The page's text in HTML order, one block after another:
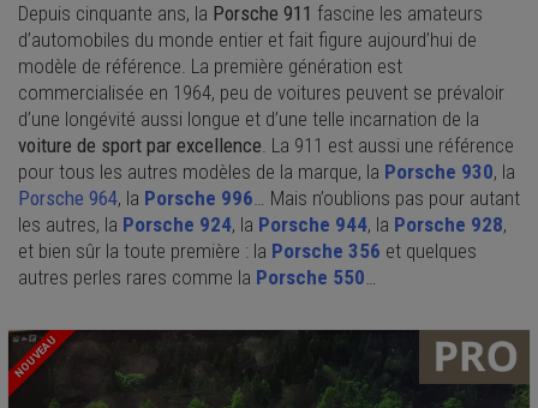
Depuis cinquante ans, la Porsche 911 fascine les amateurs
d’automobiles du monde entier et fait figure aujourd’hui de
modèle de référence. La première génération est
commercialisée en 1964, peu de voitures peuvent se prévaloir
d’une longévité aussi longue et d’une telle incarnation de la
voiture de sport par excellence. La 911 est aussi une référence
pour tous les autres modèles de la marque, la Porsche 930, la
Porsche 964, la Porsche 996… Mais n’oublions pas pour autant
les autres, la Porsche 924, la Porsche 944, la Porsche 928,
et bien sûr la toute première : la Porsche 356 et quelques
autres perles rares comme la Porsche 550…
NOUVEAU